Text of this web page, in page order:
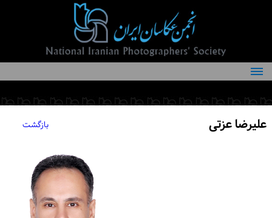
درباره انجمن
کمیته‌های انجمن
علیرضا عزتی بازگشت